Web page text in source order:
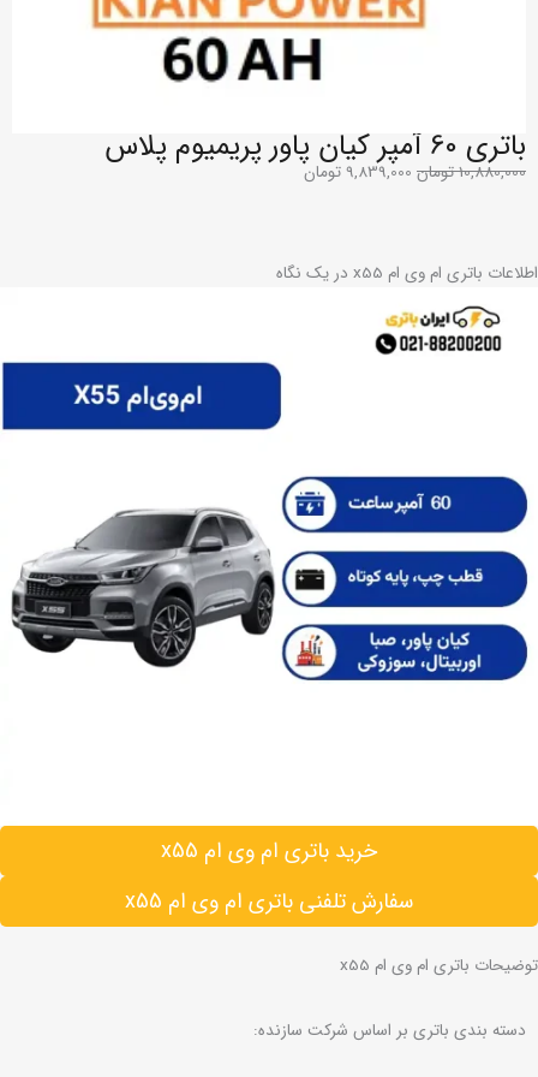
باتری 60 آمپر کیان پاور پریمیوم پلاس
10,880,000تومان 9,839,000تومان
اطلاعات باتری ام وی ام x55 در یک نگاه
خرید باتری ام وی ام x55
سفارش تلفنی باتری ام وی ام x55
توضیحات باتری ام وی ام x55
دسته بندی باتری بر اساس شرکت سازنده: